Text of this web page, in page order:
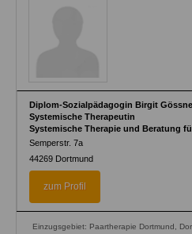
Diplom-Sozialpädagogin Birgit
Systemische Therapeutin
Systemische Therapie und Beratung
Semperstr. 7a
44269 Dortmund
zum Profil
Einzugsgebiet: Paartherapie Dortmund,